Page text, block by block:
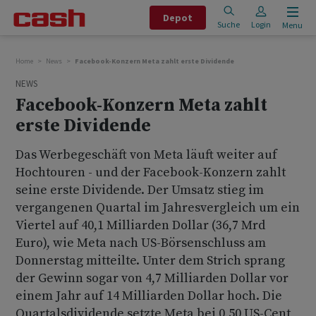
Depot
Suche Login Menu
Home News Facebook-Konzern Meta zahlt erste Dividende
NEWS
Facebook-Konzern Meta zahlt
erste Dividende
Das Werbegeschäft von Meta läuft weiter auf
Hochtouren - und der Facebook-Konzern zahlt
seine erste Dividende. Der Umsatz stieg im
vergangenen Quartal im Jahresvergleich um ein
Viertel auf 40,1 Milliarden Dollar (36,7 Mrd
Euro), wie Meta nach US-Börsenschluss am
Donnerstag mitteilte. Unter dem Strich sprang
der Gewinn sogar von 4,7 Milliarden Dollar vor
einem Jahr auf 14 Milliarden Dollar hoch. Die